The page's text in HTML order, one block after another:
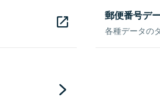
郵便番号デ
各種データの